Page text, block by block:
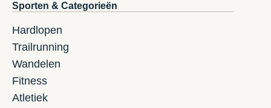
Sporten & Categorieën
Hardlopen
Trailrunning
Wandelen
Fitness
Atletiek